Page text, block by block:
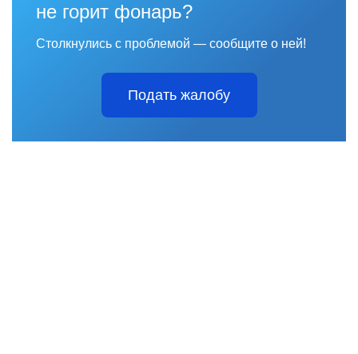
не горит фонарь?
Столкнулись с проблемой — сообщите о ней!
Подать жалобу